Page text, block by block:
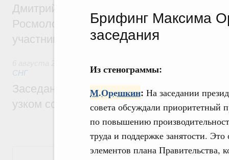
Брифинг Максима
заседания
Из стенограммы:
М.Орешкин: На заседании
совета обсуждали приоритетный
по повышению
труда и поддержке занятости. Это
элементов плана Правительства,
Дмитрий Чернышенко, Сергей Кравцов и
Росмолодёжи Григорий Гуров
участников проекта «Кольцо открытий»
СНГ
Заседание Евразийского
узком составе